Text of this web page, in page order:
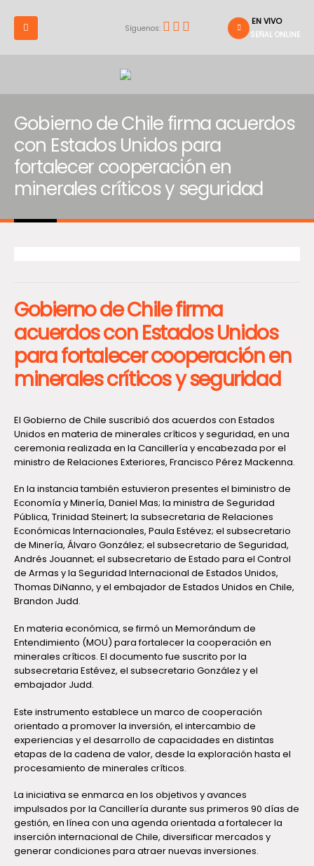
Síguenos:
EN VIVO
SEÑAL ONLINE
Gobierno de Chile firma acuerdos
con Estados Unidos para
fortalecer cooperación en
minerales críticos y seguridad
Gobierno de Chile firma
acuerdos con Estados Unidos
para fortalecer cooperación en
minerales críticos y seguridad
El Gobierno de Chile suscribió dos acuerdos con Estados
Unidos en materia de minerales críticos y seguridad, en una
ceremonia realizada en la Cancillería y encabezada por el
ministro de Relaciones Exteriores, Francisco Pérez Mackenna.
En la instancia también estuvieron presentes el biministro de
Economía y Minería, Daniel Mas; la ministra de Seguridad
Pública, Trinidad Steinert; la subsecretaria de Relaciones
Económicas Internacionales, Paula Estévez; el subsecretario
de Minería, Álvaro González; el subsecretario de Seguridad,
Andrés Jouannet; el subsecretario de Estado para el Control
de Armas y la Seguridad Internacional de Estados Unidos,
Thomas DiNanno, y el embajador de Estados Unidos en Chile,
Brandon Judd.
En materia económica, se firmó un Memorándum de
Entendimiento (MOU) para fortalecer la cooperación en
minerales críticos. El documento fue suscrito por la
subsecretaria Estévez, el subsecretario González y el
embajador Judd.
Este instrumento establece un marco de cooperación
orientado a promover la inversión, el intercambio de
experiencias y el desarrollo de capacidades en distintas
etapas de la cadena de valor, desde la exploración hasta el
procesamiento de minerales críticos.
La iniciativa se enmarca en los objetivos y avances
impulsados por la Cancillería durante sus primeros 90 días de
gestión, en línea con una agenda orientada a fortalecer la
inserción internacional de Chile, diversificar mercados y
generar condiciones para atraer nuevas inversiones.